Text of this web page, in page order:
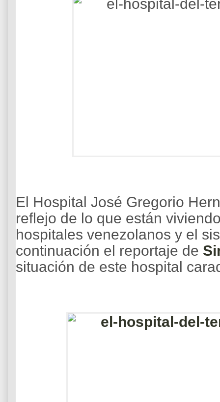
El Hospital José Gregorio
reflejo de lo que están
hospitales venezolanos y el
continuación el reportaje de
situación de este hospital